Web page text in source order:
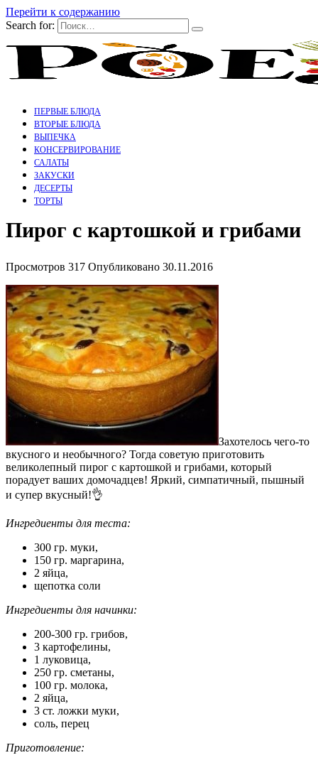
Перейти к содержанию
Search for:
ПЕРВЫЕ БЛЮДА
ВТОРЫЕ БЛЮДА
ВЫПЕЧКА
КОНСЕРВИРОВАНИЕ
САЛАТЫ
ЗАКУСКИ
ДЕСЕРТЫ
ТОРТЫ
Пирог с картошкой и грибами
Просмотров 317 Опубликовано 30.11.2016
Захотелось чего-то
вкусного и необычного? Тогда советую приготовить
великолепный пирог с картошкой и грибами, который
порадует ваших домочадцев! Яркий, симпатичный, пышный
и супер вкусный!👌
Ингредиенты для теста:
300 гр. муки,
150 гр. маргарина,
2 яйца,
щепотка соли
Ингредиенты для начинки:
200-300 гр. грибов,
3 картофелины,
1 луковица,
250 гр. сметаны,
100 гр. молока,
2 яйца,
3 ст. ложки муки,
соль, перец
Приготовление: